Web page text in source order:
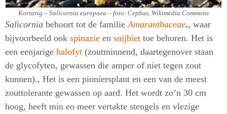
Kortarig – Salicornia europaea – foto: Cephas, Wikimedia Commons
Salicornia behoort tot de familie Amaranthaceae., waar
bijvoorbeeld ook spinazie en snijbiet toe behoren. Het is
een eenjarige halofyt (zoutminnend, daartegenover staan
de glycofyten, gewassen die amper of niet tegen zout
kunnen)., Het is een pioniersplant en een van de meest
zouttolerante gewassen op aard. Het wordt zo’n 30 cm
hoog, heeft min eo meer vertakte stengels en vlezige